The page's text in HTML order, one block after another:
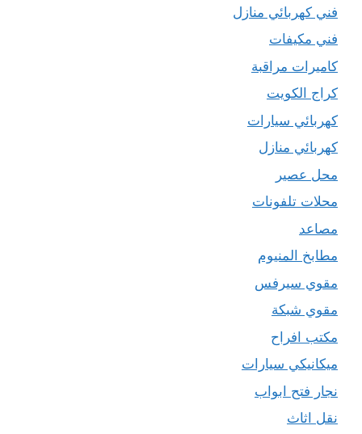
فني كهربائي منازل
فني مكيفات
كاميرات مراقبة
كراج الكويت
كهربائي سيارات
كهربائي منازل
محل عصير
محلات تلفونات
مصاعد
مطابخ المنيوم
مقوي سيرفس
مقوي شبكة
مكتب افراح
ميكانيكي سيارات
نجار فتح ابواب
نقل اثاث